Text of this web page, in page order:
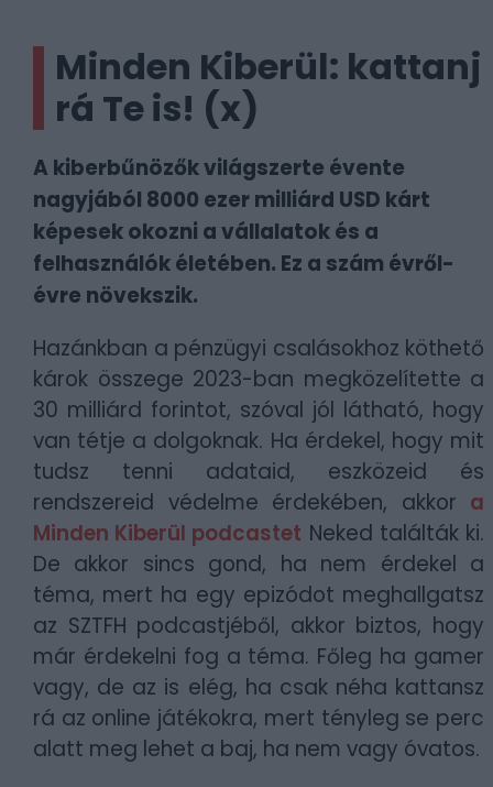
Minden Kiberül: kattanj
rá Te is! (x)
A kiberbűnözők világszerte évente
nagyjából 8000 ezer milliárd USD kárt
képesek okozni a vállalatok és a
felhasználók életében. Ez a szám évről-
évre növekszik.
Hazánkban a pénzügyi csalásokhoz köthető
károk összege 2023-ban megközelítette a
30 milliárd forintot, szóval jól látható, hogy
van tétje a dolgoknak. Ha érdekel, hogy mit
tudsz tenni adataid, eszközeid és
rendszereid védelme érdekében, akkor a
Minden Kiberül podcastet Neked találták ki.
De akkor sincs gond, ha nem érdekel a
téma, mert ha egy epizódot meghallgatsz
az SZTFH podcastjéből, akkor biztos, hogy
már érdekelni fog a téma. Főleg ha gamer
vagy, de az is elég, ha csak néha kattansz
rá az online játékokra, mert tényleg se perc
alatt meg lehet a baj, ha nem vagy óvatos.